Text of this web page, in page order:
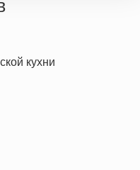
кухни